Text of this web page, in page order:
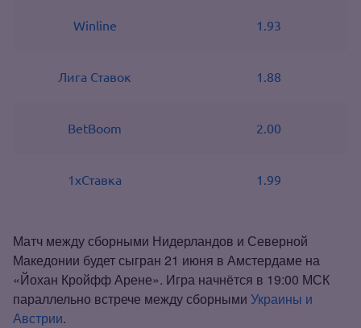
Winline 1.93
Лига Ставок 1.88
BetBoom 2.00
1хСтавка 1.99
Матч между сборными Нидерландов и Северной
Македонии будет сыгран 21 июня в Амстердаме на
«Йохан Кройфф Арене». Игра начнётся в 19:00 МСК
параллельно встрече между сборными Украины и
Австрии.